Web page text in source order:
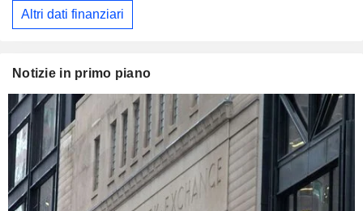
Altri dati finanziari
Notizie in primo piano